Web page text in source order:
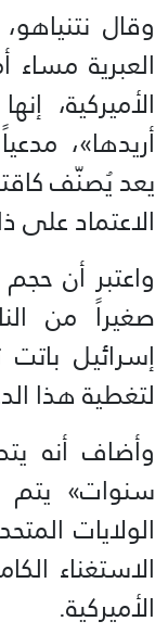
العبرية
الأميركية،
أريدها»،
يعد يُصنّف
الاعتماد على
واعتبر أن
صغيراً من
إسرائيل باتت
لتغطية هذا
وأضاف أنه
سنوات» يتم
الولايات
الاستغناء
الأميركية.